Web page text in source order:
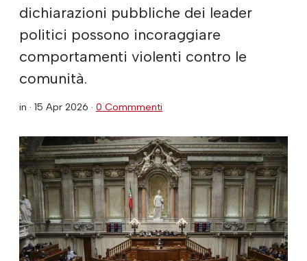
dichiarazioni pubbliche dei leader
politici possono incoraggiare
comportamenti violenti contro le
comunità.
in · 15 Apr 2026 · 0 Commmenti